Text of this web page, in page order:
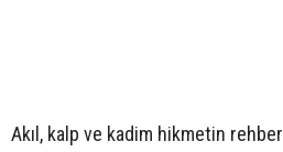
Akıl, kalp ve kadim hikmetin